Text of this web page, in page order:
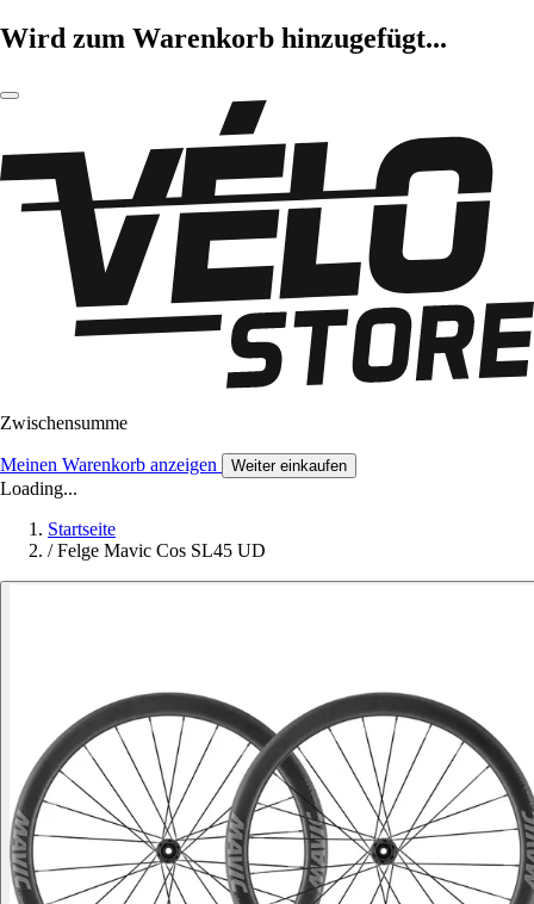
Wird zum Warenkorb hinzugefügt...
Zwischensumme
Meinen Warenkorb anzeigen Weiter einkaufen
Loading...
Startseite
/ Felge Mavic Cos SL45 UD